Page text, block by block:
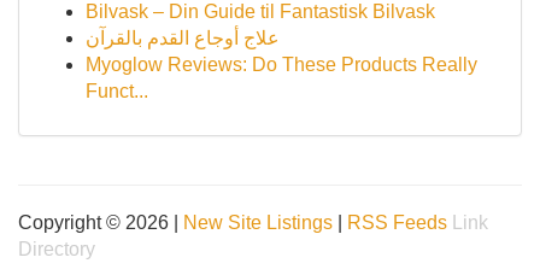
Bilvask – Din Guide til Fantastisk Bilvask
علاج أوجاع القدم بالقرآن
Myoglow Reviews: Do These Products Really
Funct...
Copyright © 2026 | New Site Listings RSS Feeds
Link
Directory